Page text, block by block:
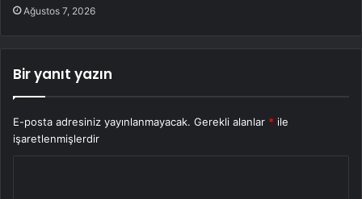
Ağustos 7, 2026
Bir yanıt yazın
E-posta adresiniz yayınlanmayacak. Gerekli alanlar * ile
işaretlenmişlerdir